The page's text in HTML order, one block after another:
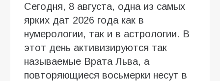
Сегодня, 8 августа, одна из самых
ярких дат 2026 года как в
нумерологии, так и в астрологии. В
этот день активизируются так
называемые Врата Льва, а
повторяющиеся восьмерки несут в